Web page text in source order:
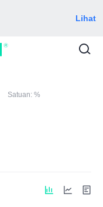
Lihat
Satuan: %